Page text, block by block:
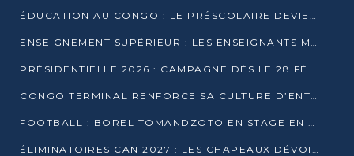
ÉDUCATION AU CONGO : LE PRÉSCOLAIRE DEVIENT OBLIGATOIRE, LE BTS CONSACRÉ DIPLÔME D’ÉTAT
ENSEIGNEMENT SUPÉRIEUR : LES ENSEIGNANTS MAINTIENNENT LA GRÈVE ET EXIGENT UN ACCORD ÉCRIT AVEC L’ÉTAT
PRÉSIDENTIELLE 2026 : CAMPAGNE DÈS LE 28 FÉVRIER, SCRUTIN LES 12 ET 15 MARS
CONGO TERMINAL RENFORCE SA CULTURE D’ENTREPRISE AVEC LE PROGRAMME « WIN TOGETHER »
FOOTBALL : BOREL TOMANDZOTO EN STAGE EN ESPAGNE AVEC POLISSYA FC
ÉLIMINATOIRES CAN 2027 : LES CHAPEAUX DÉVOILÉS, LE CONGO FIXÉ SUR SON SORT